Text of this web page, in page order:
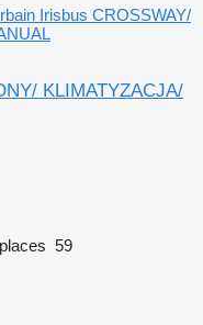
Irisbus CROSSWAY/
KLIMATYZACJA/
59